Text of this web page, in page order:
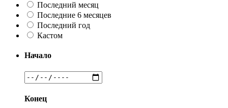
Последний месяц
Последние 6 месяцев
Последний год
Кастом
Начало
Конец